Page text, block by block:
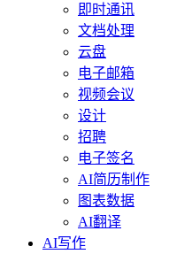
即时通讯
文档处理
云盘
电子邮箱
视频会议
设计
招聘
电子签名
AI简历制作
图表数据
AI翻译
AI写作